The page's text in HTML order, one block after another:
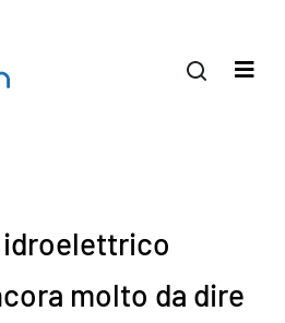
molto da dire